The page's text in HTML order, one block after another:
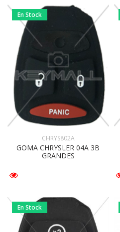
En Stock
CHRYS802A
GOMA CHRYSLER 04A 3B
GRANDES
En Stock